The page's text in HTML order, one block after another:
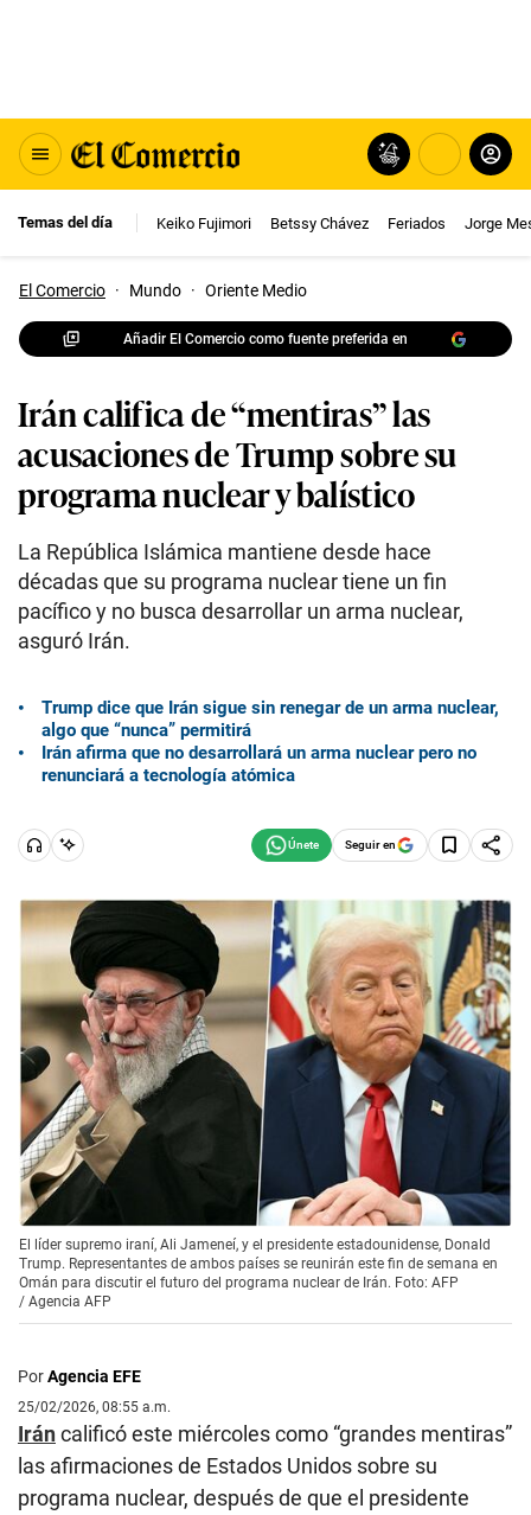
Temas del día Keiko Fujimori Betssy Chávez Feriados Jorge
El Comercio · Mundo · Oriente Medio
Añadir El Comercio como fuente preferida en
Irán califica de “mentiras” las
acusaciones de Trump sobre su
programa nuclear y balístico
La República Islámica mantiene desde hace
décadas que su programa nuclear tiene un fin
pacífico y no busca desarrollar un arma nuclear,
asguró Irán.
Trump dice que Irán sigue sin renegar de un arma nuclear,
algo que “nunca” permitirá
Irán afirma que no desarrollará un arma nuclear pero no
renunciará a tecnología atómica
Seguir en
El líder supremo iraní, Ali Jameneí, y el presidente estadounidense, Donald
Trump. Representantes de ambos países se reunirán este fin de semana en
Omán para discutir el futuro del programa nuclear de Irán. Foto: AFP
/ Agencia AFP
PorAgencia EFE
25/02/2026, 08:55 a.m.
Iráncalificó este miércoles como “grandes mentiras”
las afirmaciones de Estados Unidos sobre su
programa nuclear, después de que el presidente